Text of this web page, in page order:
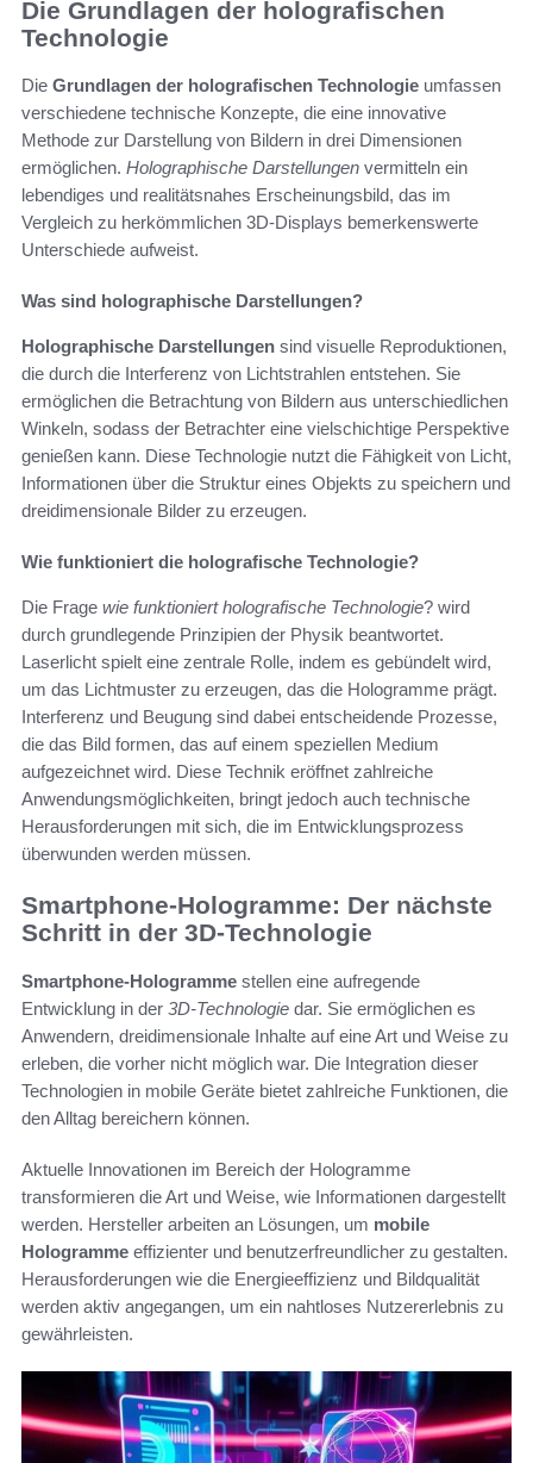
Die Grundlagen der holografischen
Technologie
Die Grundlagen der holografischen Technologie umfassen
verschiedene technische Konzepte, die eine innovative
Methode zur Darstellung von Bildern in drei Dimensionen
ermöglichen. Holographische Darstellungen vermitteln ein
lebendiges und realitätsnahes Erscheinungsbild, das im
Vergleich zu herkömmlichen 3D-Displays bemerkenswerte
Unterschiede aufweist.
Was sind holographische Darstellungen?
Holographische Darstellungen sind visuelle Reproduktionen,
die durch die Interferenz von Lichtstrahlen entstehen. Sie
ermöglichen die Betrachtung von Bildern aus unterschiedlichen
Winkeln, sodass der Betrachter eine vielschichtige Perspektive
genießen kann. Diese Technologie nutzt die Fähigkeit von Licht,
Informationen über die Struktur eines Objekts zu speichern und
dreidimensionale Bilder zu erzeugen.
Wie funktioniert die holografische Technologie?
Die Frage wie funktioniert holografische Technologie? wird
durch grundlegende Prinzipien der Physik beantwortet.
Laserlicht spielt eine zentrale Rolle, indem es gebündelt wird,
um das Lichtmuster zu erzeugen, das die Hologramme prägt.
Interferenz und Beugung sind dabei entscheidende Prozesse,
die das Bild formen, das auf einem speziellen Medium
aufgezeichnet wird. Diese Technik eröffnet zahlreiche
Anwendungsmöglichkeiten, bringt jedoch auch technische
Herausforderungen mit sich, die im Entwicklungsprozess
überwunden werden müssen.
Smartphone-Hologramme: Der nächste
Schritt in der 3D-Technologie
Smartphone-Hologramme stellen eine aufregende
Entwicklung in der 3D-Technologie dar. Sie ermöglichen es
Anwendern, dreidimensionale Inhalte auf eine Art und Weise zu
erleben, die vorher nicht möglich war. Die Integration dieser
Technologien in mobile Geräte bietet zahlreiche Funktionen, die
den Alltag bereichern können.
Aktuelle Innovationen im Bereich der Hologramme
transformieren die Art und Weise, wie Informationen dargestellt
werden. Hersteller arbeiten an Lösungen, um mobile
Hologramme effizienter und benutzerfreundlicher zu gestalten.
Herausforderungen wie die Energieeffizienz und Bildqualität
werden aktiv angegangen, um ein nahtloses Nutzererlebnis zu
gewährleisten.